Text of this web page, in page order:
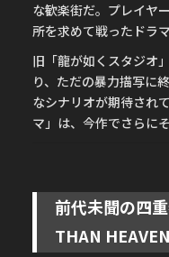
な歓楽街だ。プレイヤ
所を求めて戦ったドラ
旧「龍が如くスタジオ
り、ただの暴力描写に
なシナリオが期待され
マ」は、今作でさらに
前代未聞の四
THAN